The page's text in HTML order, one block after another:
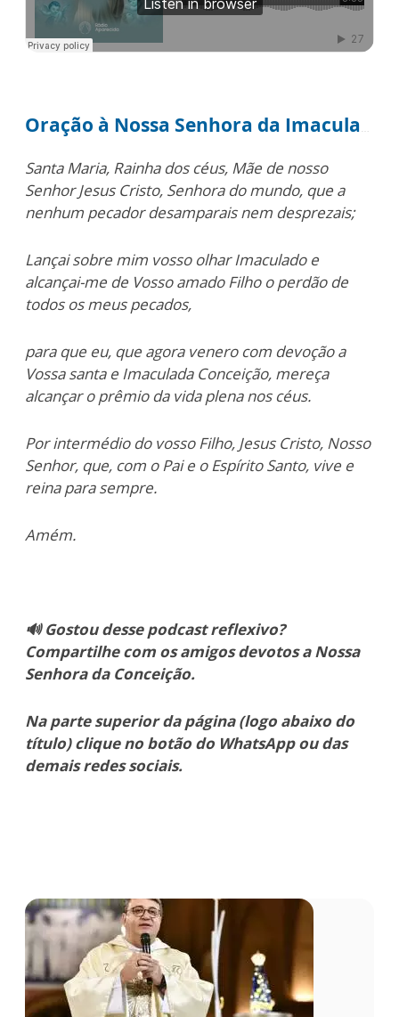
Santa Maria, Rainha dos céus, Mãe de nosso
Senhor Jesus Cristo, Senhora do mundo, que a
nenhum pecador desamparais nem desprezais;
Lançai sobre mim vosso olhar Imaculado e
alcançai-me de Vosso amado Filho o perdão de
todos os meus pecados,
para que eu, que agora venero com devoçãoa
Vossa santa e Imaculada Conceição, mereça
alcançar o prêmio da vida plena nos céus.
Por intermédio do vosso Filho, Jesus Cristo, Nosso
Senhor, que, com o Pai e o Espírito Santo, vive e
reina para sempre.
Amém.
🔊 Gostou desse podcast reflexivo?
Compartilhe com os amigos devotos a Nossa
Senhora da Conceição.
Na parte superior da página (logo abaixo do
título) clique no botão do WhatsApp ou das
demais redes sociais.